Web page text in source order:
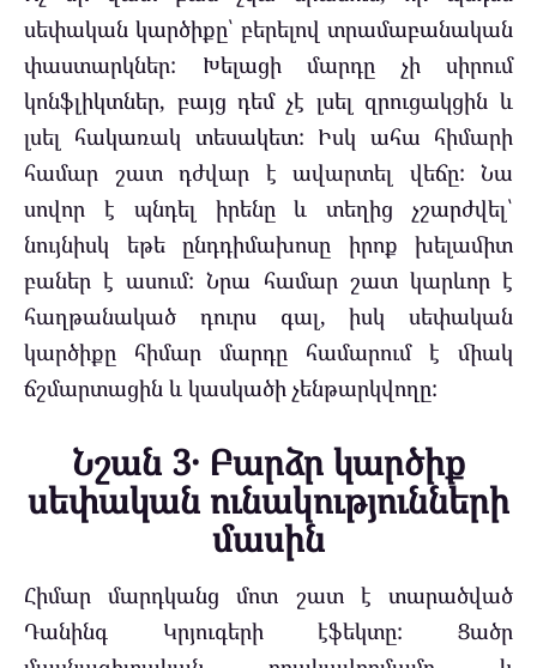
սեփական կարծիքը՝ բերելով տրամաբանական
փաստարկներ: Խելացի մարդը չի սիրում
կոնֆլիկտներ, բայց դեմ չէ լսել զրուցակցին և
լսել հակառակ տեսակետ: Իսկ ահա հիմարի
համար շատ դժվար է ավարտել վեճը: Նա
սովոր է պնդել իրենը և տեղից չշարժվել՝
նույնիսկ եթե ընդդիմախոսը իրոք խելամիտ
բաներ է ասում: Նրա համար շատ կարևոր է
հաղթանակած դուրս գալ, իսկ սեփական
կարծիքը հիմար մարդը համարում է միակ
ճշմարտացին և կասկածի չենթարկվողը:
Նշան 3․ Բարձր կարծիք
սեփական ունակությունների
մասին
Հիմար մարդկանց մոտ շատ է տարածված
Դանինգ Կրյուգերի էֆեկտը: Ցածր